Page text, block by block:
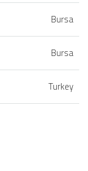
Bursa
Bursa
Turkey